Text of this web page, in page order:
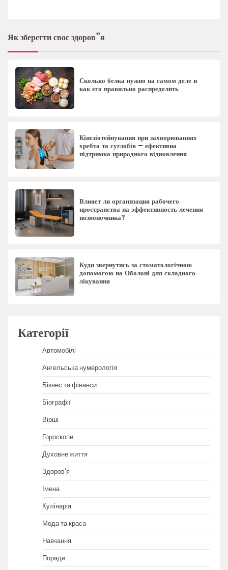
Як зберегти своє здоров”я
Сколько белка нужно на самом деле и
как его правильно распределить
Кінезіотейпування при захворюваннях
хребта та суглобів – ефективна
підтримка природного відновлення
Влияет ли организация рабочего
пространства на эффективность лечения
позвоночника?
Куди звернутись за стоматологічною
допомогою на Оболоні для складного
лікування
Категорії
Автомобілі
Ангельська нумерологія
Бізнес та фінанси
Біографії
Вірші
Гороскопи
Духовне життя
Здоров'я
Імена
Кулінарія
Мода та краса
Навчання
Поради